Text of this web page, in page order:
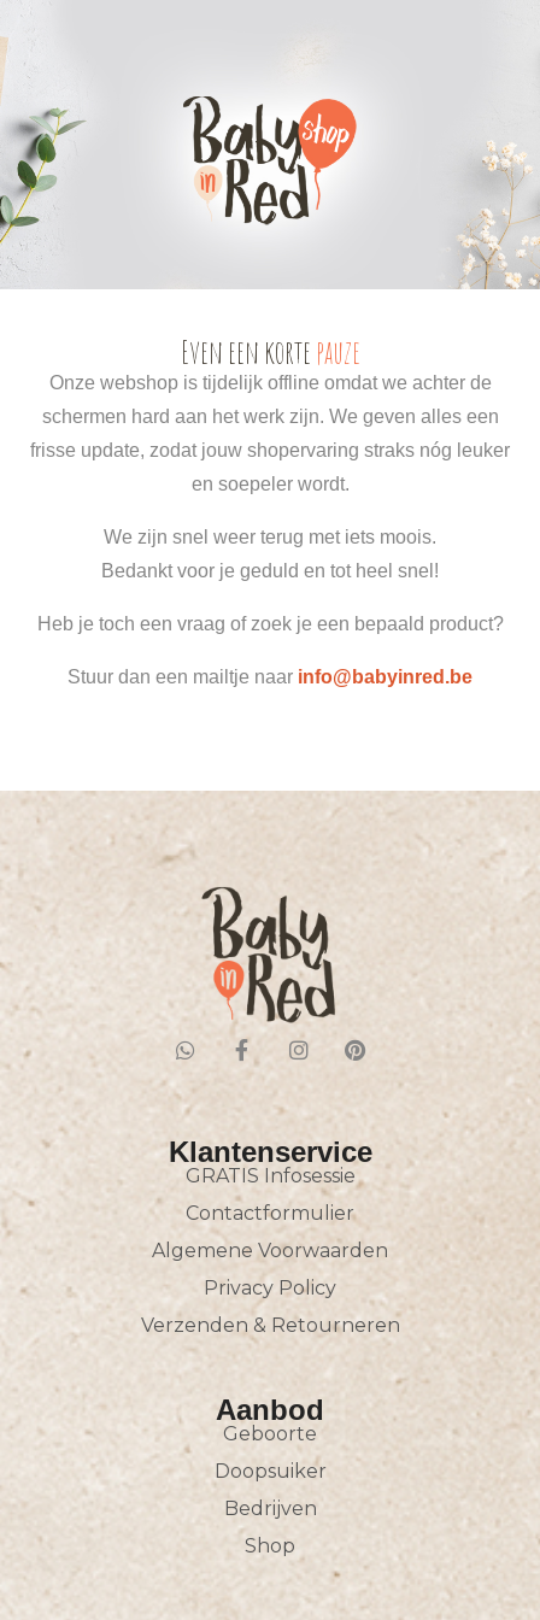
Even een korte pauze
Onze webshop is tijdelijk offline omdat we achter de
schermen hard aan het werk zijn. We geven alles een
frisse update, zodat jouw shopervaring straks nóg leuker
en soepeler wordt.
We zijn snel weer terug met iets moois.
Bedankt voor je geduld en tot heel snel!
Heb je toch een vraag of zoek je een bepaald product?
Stuur dan een mailtje naar info@babyinred.be
Klantenservice
GRATIS Infosessie
Contactformulier
Algemene Voorwaarden
Privacy Policy
Verzenden & Retourneren
Aanbod
Geboorte
Doopsuiker
Bedrijven
Shop